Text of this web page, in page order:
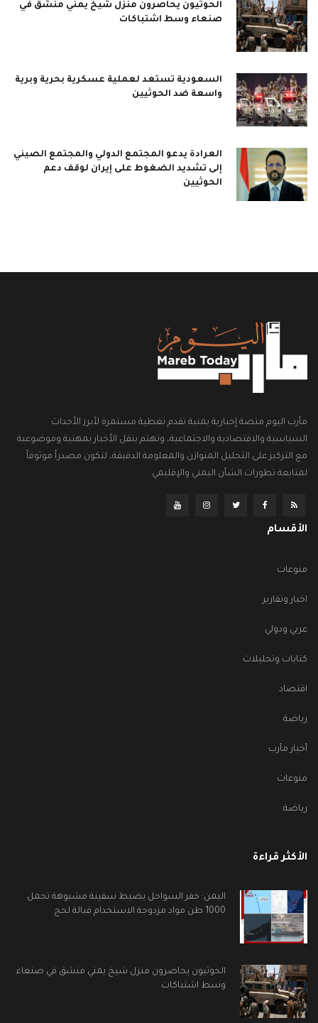
الحوثيون يحاصرون منزل شيخ يمني منشق في
صنعاء وسط اشتباكات
السعودية تستعد لعملية عسكرية بحرية وبرية
واسعة ضد الحوثيين
العرادة يدعو المجتمع الدولي والمجتمع الصيني
إلى تشديد الضغوط على إيران لوقف دعم
الحوثيين
مأرب اليوم منصة إخبارية يمنية تقدم تغطية مستمرة لأبرز الأحداث
السياسية والاقتصادية والاجتماعية، وتهتم بنقل الأخبار بمهنية وموضوعية
مع التركيز على التحليل المتوازن والمعلومة الدقيقة، لتكون مصدراً موثوقاً
لمتابعة تطورات الشأن اليمني والإقليمي.
الأقسام
منوعات
اخبار وتقارير
عربي ودولي
كتابات وتحليلات
اقتصاد
رياضة
أخبار مأرب
منوعات
رياضة
الأكثر قراءة
اليمن: خفر السواحل يضبط سفينة مشبوهة تحمل
1000 طن مواد مزدوجة الاستخدام قبالة لحج
الحوثيون يحاصرون منزل شيخ يمني منشق في صنعاء
وسط اشتباكات